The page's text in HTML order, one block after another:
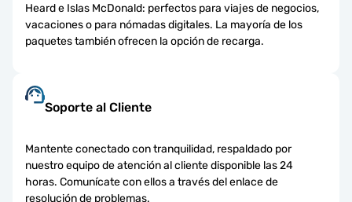
Heard e Islas McDonald: perfectos para viajes de negocios,
vacaciones o para nómadas digitales. La mayoría de los
paquetes también ofrecen la opción de recarga.
Soporte al Cliente
Mantente conectado con tranquilidad, respaldado por
nuestro equipo de atención al cliente disponible las 24
horas. Comunícate con ellos a través del enlace de
resolución de problemas.